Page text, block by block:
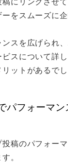
をスムーズに
スを広げられ
スについて詳
ットがあるでし
パフォーマン
稿のパフォー
。